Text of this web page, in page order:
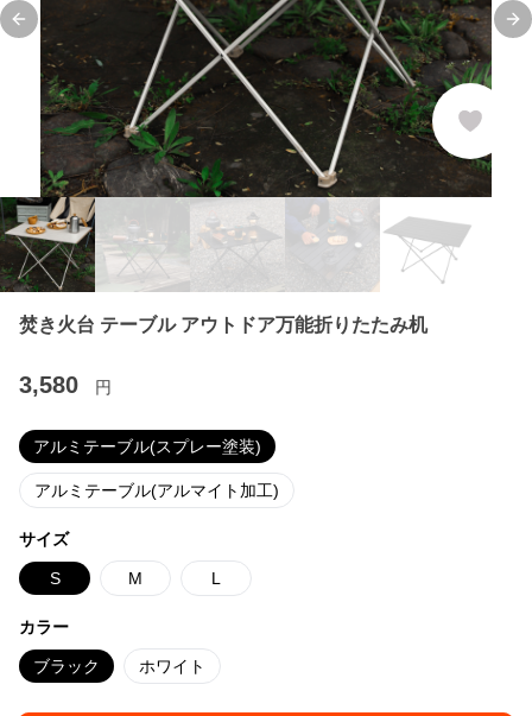
Previous slide
焚き火台 テーブル アウトドア万能折りたたみ机
3,580 円
アルミテーブル(スプレー塗装)
アルミテーブル(アルマイト加工)
サイズ
S M L
カラー
ブラック ホワイト